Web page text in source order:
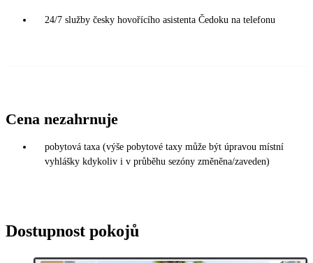
24/7 služby česky hovořícího asistenta Čedoku na telefonu
Cena nezahrnuje
pobytová taxa (výše pobytové taxy může být úpravou místní
vyhlášky kdykoliv i v průběhu sezóny změněna/zaveden)
Dostupnost pokojů